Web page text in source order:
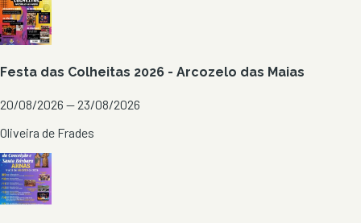
Festa das Colheitas 2026 - Arcozelo das Maias
20/08/2026 — 23/08/2026
Oliveira de Frades